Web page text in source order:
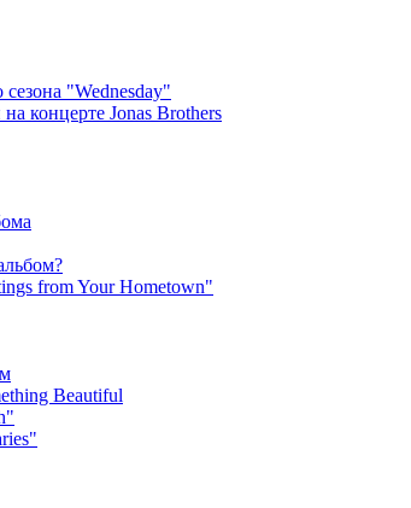
"Wednesday"
концерте Jonas Brothers
from Your Hometown"
Beautiful